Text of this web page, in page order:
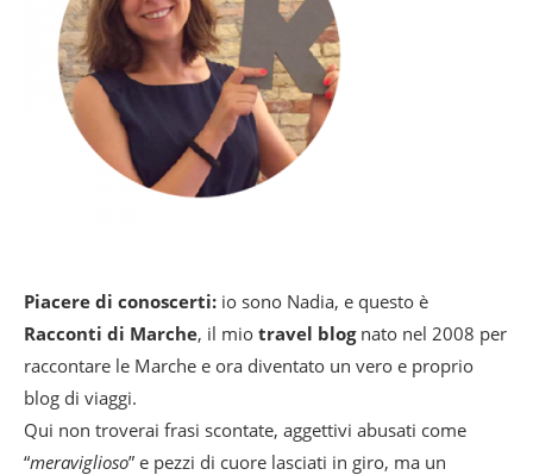
Piacere di conoscerti: io sono Nadia, e questo è
Racconti di Marche, il mio travel blognato nel 2008 per
raccontare le Marche e ora diventato un vero e proprio
blog di viaggi.
Qui non troverai frasi scontate, aggettivi abusati come
“meraviglioso” e pezzi di cuore lasciati in giro, ma un